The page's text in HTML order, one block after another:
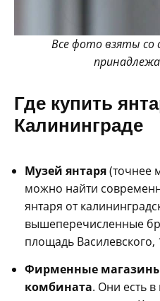
Все фото взяты со
Где купить
Калининграде
Музей янтаря(точнее
можно найти
янтаря от
вышеперечисленные
площадь Василевского,
Фирменные
комбината. Они есть